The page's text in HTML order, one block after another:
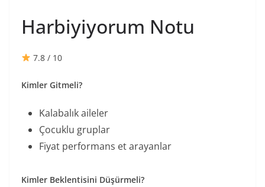
Harbiyiyorum Notu
7.8 / 10
Kimler Gitmeli?
Kalabalık aileler
Çocuklu gruplar
Fiyat performans et arayanlar
Kimler Beklentisini Düşürmeli?